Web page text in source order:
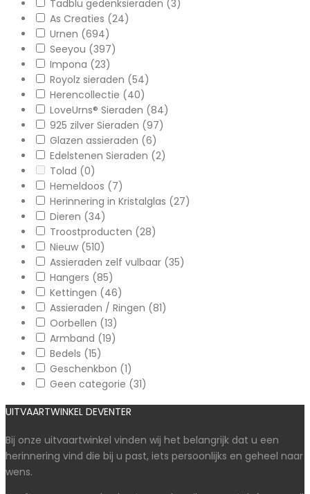
Tadblu gedenksieraden (3)
As Creaties (24)
Urnen (694)
Seeyou (397)
Impona (23)
Royolz sieraden (54)
Herencollectie (40)
LoveUrns® Sieraden (84)
925 zilver Sieraden (97)
Glazen assieraden (6)
Edelstenen Sieraden (2)
Tolad (0)
Hemeldoos (7)
Herinnering in Kristalglas (27)
Dieren (34)
Troostproducten (28)
Nieuw (510)
Assieraden zelf vulbaar (35)
Hangers (85)
Kettingen (46)
Assieraden / Ringen (81)
Oorbellen (13)
Armband (19)
Bedels (15)
Geschenkbon (1)
Geen categorie (31)
UITVAARTWINKEL DEVENTER
Bij onze uitvaartwinkel vinden wij het belangrijk dat u een
herinnering vind die bij u past, iets persoonlijks en geheel naar
wens.